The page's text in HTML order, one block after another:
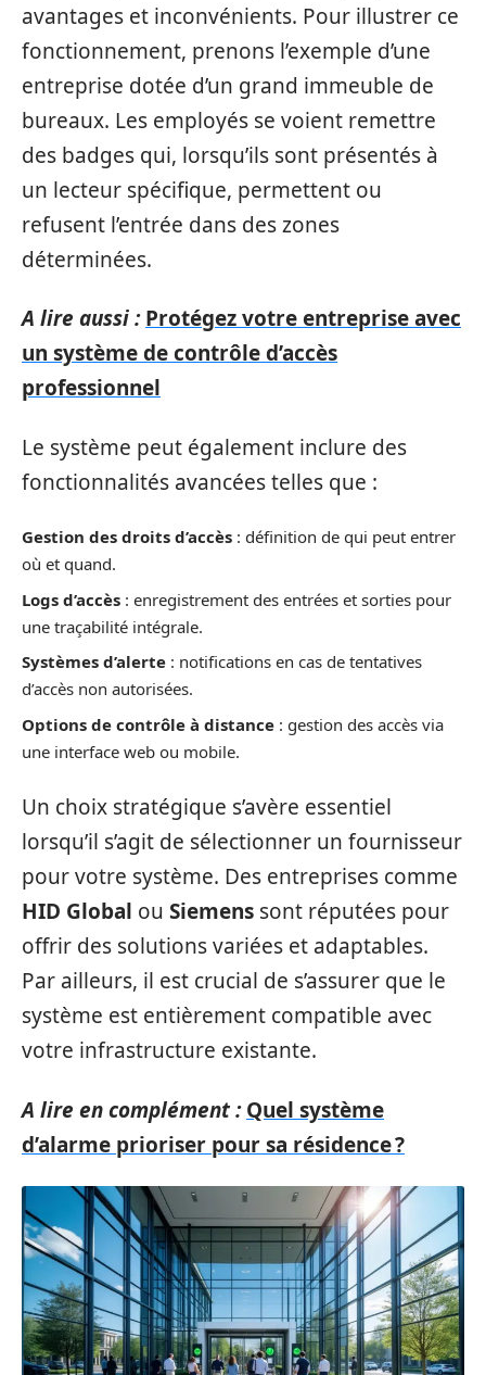
avantages et inconvénients. Pour illustrer ce
fonctionnement, prenons l’exemple d’une
entreprise dotée d’un grand immeuble de
bureaux. Les employés se voient remettre
des badges qui, lorsqu’ils sont présentés à
un lecteur spécifique, permettent ou
refusent l’entrée dans des zones
déterminées.
A lire aussi : Protégez votre entreprise avec
un système de contrôle d’accès
professionnel
Le système peut également inclure des
fonctionnalités avancées telles que :
Gestion des droits d’accès : définition de qui peut entrer
où et quand.
Logs d’accès : enregistrement des entrées et sorties pour
une traçabilité intégrale.
Systèmes d’alerte : notifications en cas de tentatives
d’accès non autorisées.
Options de contrôle à distance : gestion des accès via
une interface web ou mobile.
Un choix stratégique s’avère essentiel
lorsqu’il s’agit de sélectionner un fournisseur
pour votre système. Des entreprises comme
HID Global ou Siemens sont réputées pour
offrir des solutions variées et adaptables.
Par ailleurs, il est crucial de s’assurer que le
système est entièrement compatible avec
votre infrastructure existante.
A lire en complément : Quel système
d’alarme prioriser pour sa résidence ?